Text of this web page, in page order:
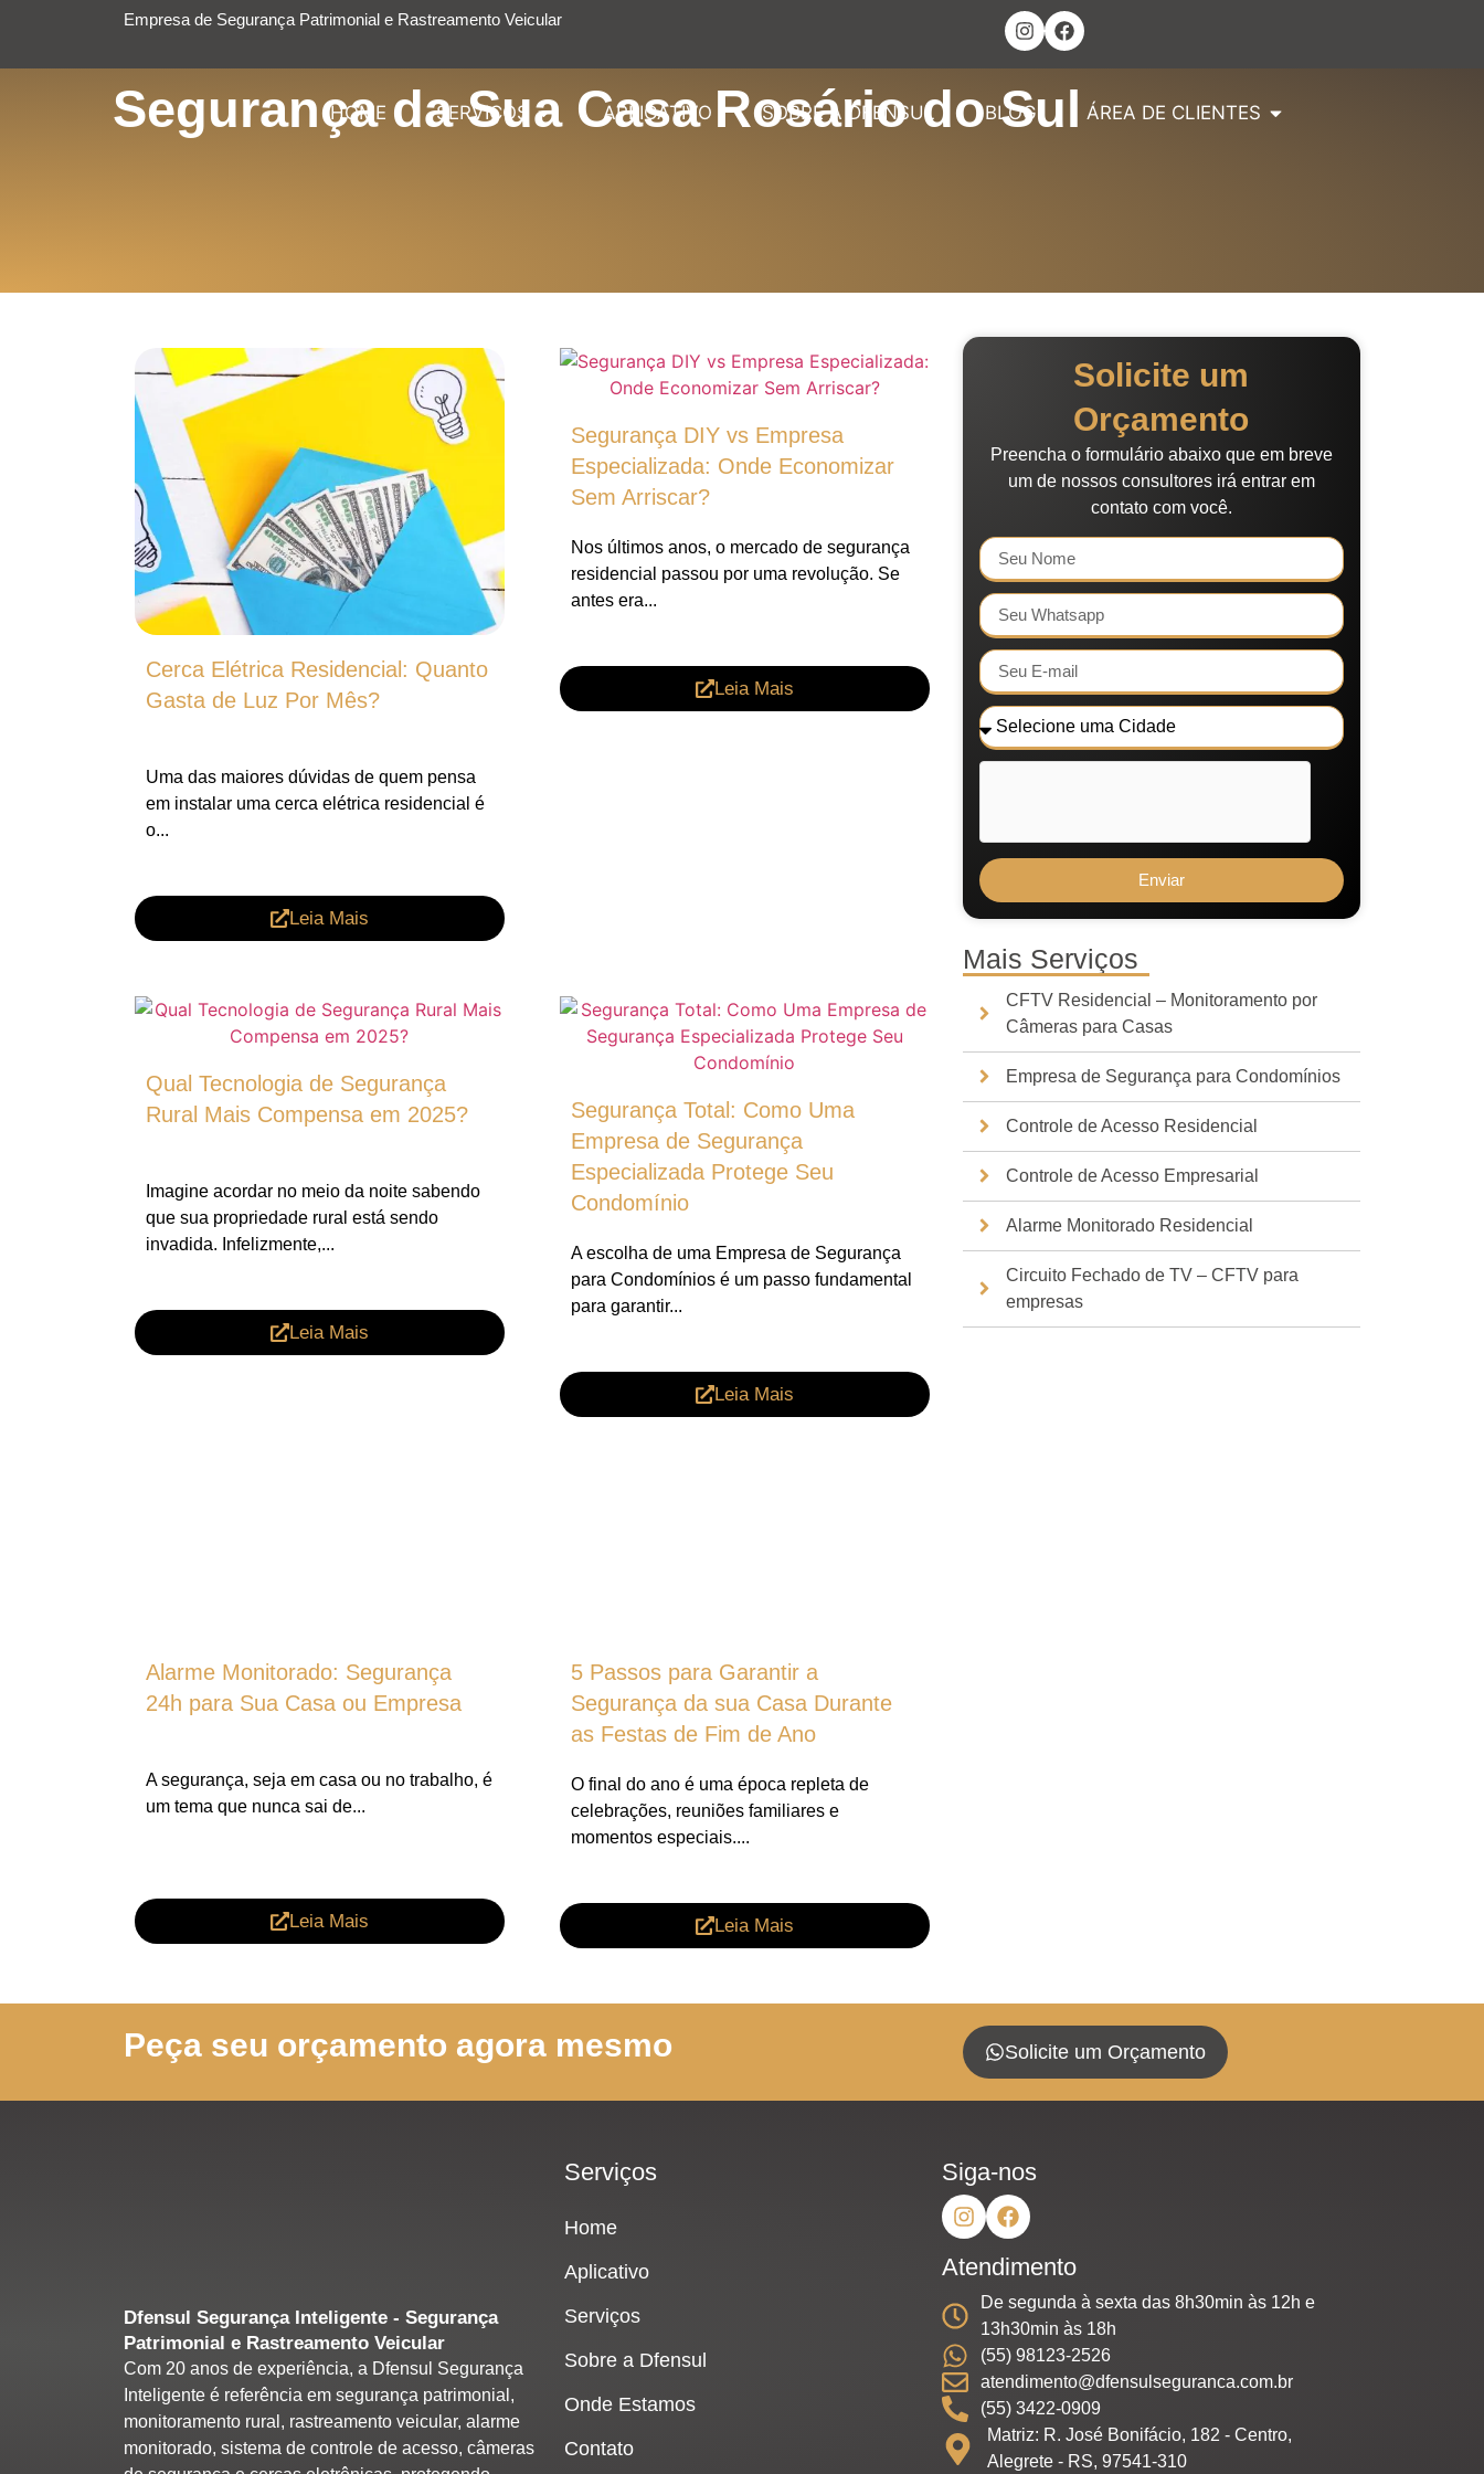
Empresa de Segurança Patrimonial e Rastreamento Veicular
HOME SERVIÇOS APLICATIVO SOBRE A DFENSUL BLOG ÁREA DE CLIENTES
Segurança da Sua Casa Rosário do Sul
Cerca Elétrica Residencial: Quanto
Gasta de Luz Por Mês?
Uma das maiores dúvidas de quem pensa
em instalar uma cerca elétrica residencial é
o...
Leia Mais
Segurança DIY vs Empresa
Especializada: Onde Economizar
Sem Arriscar?
Nos últimos anos, o mercado de segurança
residencial passou por uma revolução. Se
antes era...
Leia Mais
Qual Tecnologia de Segurança
Rural Mais Compensa em 2025?
Imagine acordar no meio da noite sabendo
que sua propriedade rural está sendo
invadida. Infelizmente,...
Leia Mais
Segurança Total: Como Uma
Empresa de Segurança
Especializada Protege Seu
Condomínio
A escolha de uma Empresa de Segurança
para Condomínios é um passo fundamental
para garantir...
Leia Mais
Alarme Monitorado: Segurança
24h para Sua Casa ou Empresa
A segurança, seja em casa ou no trabalho, é
um tema que nunca sai de...
Leia Mais
5 Passos para Garantir a
Segurança da sua Casa Durante
as Festas de Fim de Ano
O final do ano é uma época repleta de
celebrações, reuniões familiares e
momentos especiais....
Leia Mais
Solicite um
Orçamento
Preencha o formulário abaixo que em breve
um de nossos consultores irá entrar em
contato com você.
Enviar
Mais Serviços
CFTV Residencial – Monitoramento por
Câmeras para Casas
Empresa de Segurança para Condomínios
Controle de Acesso Residencial
Controle de Acesso Empresarial
Alarme Monitorado Residencial
Circuito Fechado de TV – CFTV para
empresas
Peça seu orçamento agora mesmo Solicite um Orçamento
Dfensul Segurança Inteligente - Segurança
Patrimonial e Rastreamento Veicular
Com 20 anos de experiência, a Dfensul Segurança
Inteligente é referência em segurança patrimonial,
monitoramento rural, rastreamento veicular, alarme
monitorado, sistema de controle de acesso, câmeras
Serviços
Home
Aplicativo
Serviços
Sobre a Dfensul
Onde Estamos
Contato
Siga-nos
Atendimento
De segunda à sexta das 8h30min às 12h e
13h30min às 18h
(55) 98123-2526
atendimento@dfensulseguranca.com.br
(55) 3422-0909
Matriz: R. José Bonifácio, 182 - Centro,
Alegrete - RS, 97541-310